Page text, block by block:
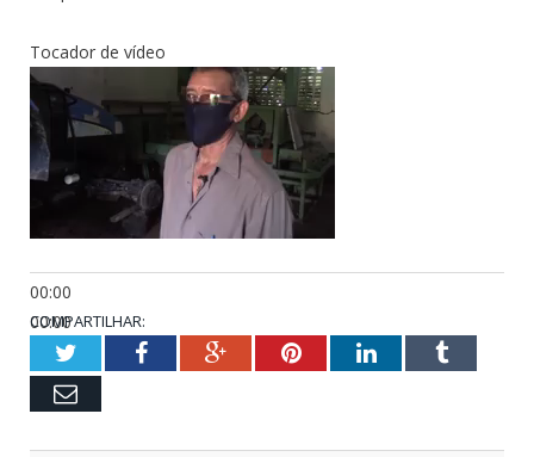
Tocador de vídeo
00:00
00:00
03:55
COMPARTILHAR:
TwitterFacebookGoogle+PinterestLinkedInTumblr
Email